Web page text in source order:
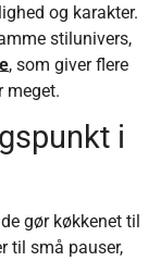
og karakter.
stilunivers,
, som giver flere
meget.
i
gør køkkenet til
til små pauser,